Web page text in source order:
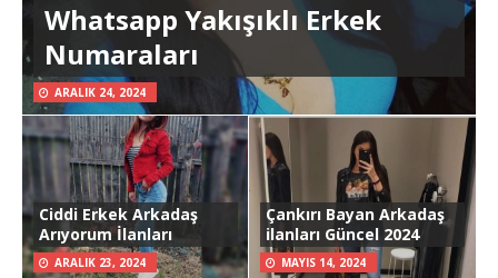
Whatsapp Yakışıklı Erkek
Numaraları
ARALIK 24, 2024
Ciddi Erkek Arkadaş
Arıyorum İlanları
ARALIK 23, 2024
Çankırı Bayan Arkadaş
ilanları Güncel 2024
MAYIS 14, 2024